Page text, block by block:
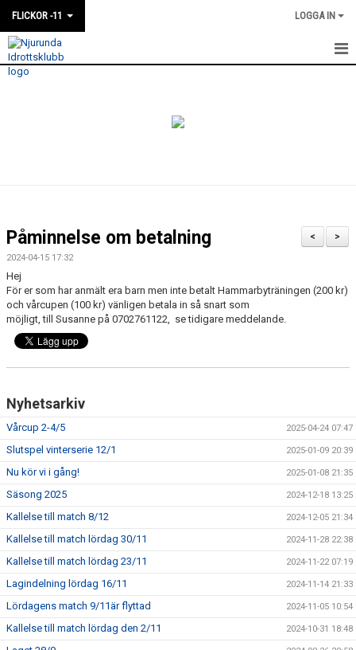
FLICKOR -11 LOGGA IN
HEM
BILDGALLERI
DOKUMENT
>
<
Påminnelse om betalning
2024-04-15 17:32
Hej
För er som har anmält era barn men inte betalt Hammarbyträningen (200 kr)
och vårcupen (100 kr) vänligen betala in så snart som
möjligt, till Susanne på 0702761122, se tidigare meddelande.
Nyhetsarkiv
Vårcup 2-4/5 2025-04-24 07:47
Slutspel vinterserie 12/1 2025-01-09 20:39
Nu kör vi i gång! 2025-01-08 21:35
Säsong 2025 2024-12-18 13:25
Kallelse till match 8/12 2024-12-05 21:34
Kallelse till match lördag 30/11 2024-11-28 22:38
Kallelse till match lördag 23/11 2024-11-22 07:19
Lagindelning lördag 16/11 2024-11-14 21:33
Lördagens match 9/11är flyttad 2024-11-05 10:54
Kallelse till match lördag den 2/11 2024-10-31 18:48